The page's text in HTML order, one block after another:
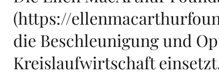
(https://
die Beschleunigung und
Kreislaufwirtschaft
m